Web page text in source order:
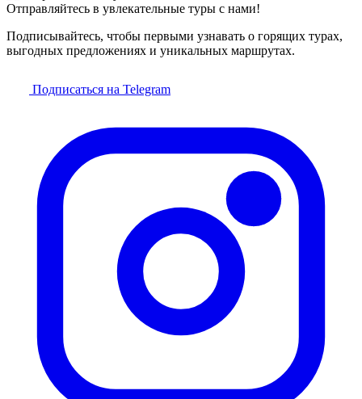
Отправляйтесь в увлекательные туры с нами!
Подписывайтесь, чтобы первыми узнавать о горящих турах,
выгодных предложениях и уникальных маршрутах.
Подписаться на Telegram